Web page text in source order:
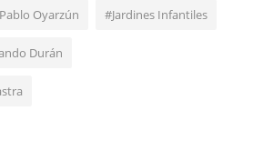
Oyarzún #Jardines Infantiles
Durán